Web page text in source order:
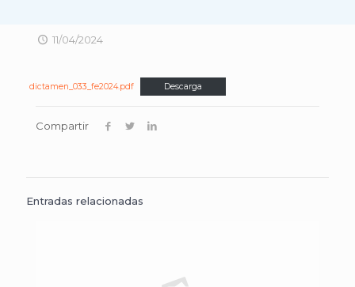
11/04/2024
dictamen_033_fe2024.pdf Descarga
Compartir
Entradas relacionadas